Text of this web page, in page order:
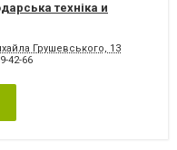
техніка и
Грушевського, 13
42-66